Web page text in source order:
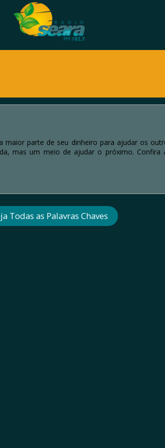
maior parte de seu dinheiro para ajudar os
mas um meio de ajudar o próximo. Confira
Todas as Palavras Chaves